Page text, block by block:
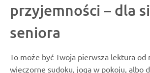
przyjemności – dla
seniora
To może być Twoja pierwsza lektura od
wieczorne sudoku, joga w pokoju, albo